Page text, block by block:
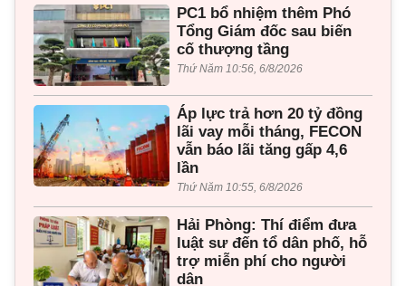
PC1 bổ nhiệm thêm Phó
Tổng Giám đốc sau biến
cố thượng tầng
Thứ Năm 10:56, 6/8/2026
Áp lực trả hơn 20 tỷ đồng
lãi vay mỗi tháng, FECON
vẫn báo lãi tăng gấp 4,6
lần
Thứ Năm 10:55, 6/8/2026
Hải Phòng: Thí điểm đưa
luật sư đến tổ dân phố, hỗ
trợ miễn phí cho người
dân